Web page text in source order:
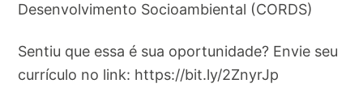
Desenvolvimento Socioambiental (CORDS)
Sentiu que essa é sua oportunidade? Envie seu
currículo no link: https://bit.ly/2ZnyrJp